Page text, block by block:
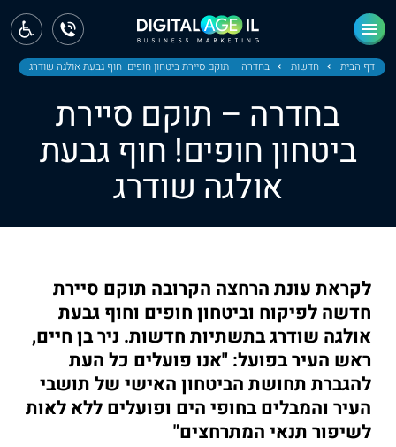
דף הבית חדשות בחדרה – תוקם סיירת ביטחון חופים! חוף גבעת אולגה שודרג
בחדרה – תוקם סיירת
ביטחון חופים! חוף גבעת
אולגה שודרג
לקראת עונת הרחצה הקרובה תוקם סיירת
חדשה לפיקוח וביטחון חופים וחוף גבעת
אולגה שודרג בתשתיות חדשות. ניר בן חיים,
ראש העיר בפועל: "אנו פועלים כל העת
להגברת תחושת הביטחון האישי של תושבי
העיר והמבלים בחופי הים ופועלים ללא לאות
לשיפור תנאי המתרחצים"
ראשי
חדשות
מחוז צפון
מחוז חיפה
מחוז מרכז
מחוז דרום
תל אביב